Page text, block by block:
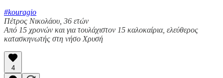
#kouragio
Πέτρος Νικολάου, 36 ετών
Από 15 χρονών και για τουλάχιστον 15 καλοκαίρια, ελεύθερος
κατασκηνωτής στη νήσο Χρυσή
4